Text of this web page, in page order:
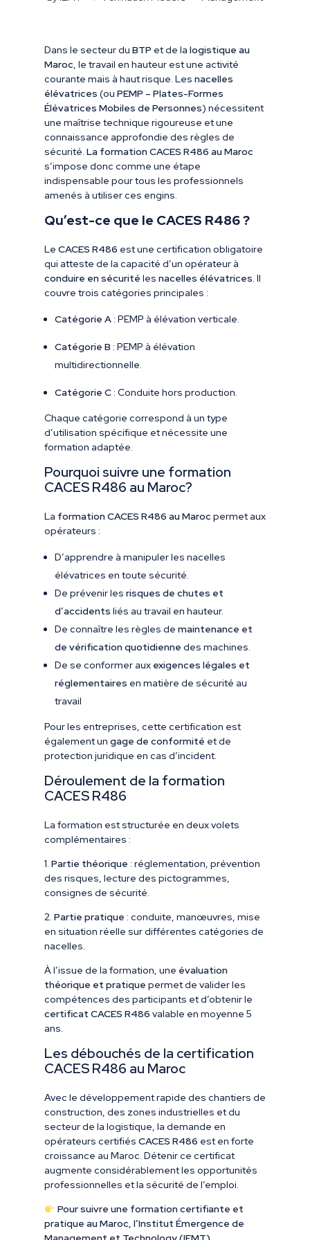
Dans le secteur du BTP et de la logistique au
Maroc, le travail en hauteur est une activité
courante mais à haut risque. Les nacelles
élévatrices (ou PEMP – Plates-Formes
Élévatrices Mobiles de Personnes) nécessitent
une maîtrise technique rigoureuse et une
connaissance approfondie des règles de
sécurité. La formation CACES R486 au Maroc
s’impose donc comme une étape
indispensable pour tous les professionnels
amenés à utiliser ces engins.
Qu’est-ce que le CACES R486 ?
Le CACES R486 est une certification obligatoire
qui atteste de la capacité d’un opérateur à
conduire en sécurité les nacelles élévatrices. Il
couvre trois catégories principales :
Catégorie A : PEMP à élévation verticale.
Catégorie B : PEMP à élévation
multidirectionnelle.
Catégorie C : Conduite hors production.
Chaque catégorie correspond à un type
d’utilisation spécifique et nécessite une
formation adaptée.
Pourquoi suivre une formation
CACES R486 au Maroc?
La formation CACES R486 au Maroc permet aux
opérateurs :
D’apprendre à manipuler les nacelles
élévatrices en toute sécurité.
De prévenir lesrisques de chutes et
d’accidents liés au travail en hauteur.
De connaître les règles demaintenance et
de vérification quotidienne des machines.
De se conformer aux exigences légales et
réglementaires en matière de sécurité au
travail
Pour les entreprises, cette certification est
également un gage de conformité et de
protection juridique en cas d’incident.
Déroulement de la formation
CACES R486
La formation est structurée en deux volets
complémentaires :
1. Partie théorique : réglementation, prévention
des risques, lecture des pictogrammes,
consignes de sécurité.
2. Partie pratique : conduite, manœuvres, mise
en situation réelle sur différentes catégories de
nacelles.
À l’issue de la formation, une évaluation
théorique et pratique permet de valider les
compétences des participants et d’obtenir le
certificat CACES R486 valable en moyenne 5
ans.
Les débouchés de la certification
CACES R486 au Maroc
Avec le développement rapide des chantiers de
construction, des zones industrielles et du
secteur de la logistique, la demande en
opérateurs certifiés CACES R486 est en forte
croissance au Maroc. Détenir ce certificat
augmente considérablement les opportunités
professionnelles et la sécurité de l’emploi.
Pour suivre une formation certifiante et
pratique au Maroc, l’Institut Émergence de